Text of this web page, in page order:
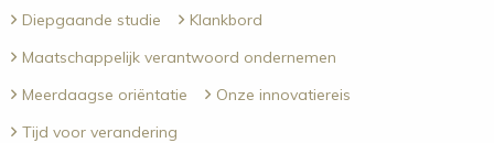
Be@Home
Wat we doen
Projecten
Diepgaande studie
Klankbord
Maatschappelijk verantwoord ondernemen
Meerdaagse oriëntatie
Onze innovatiereis
Tijd voor verandering